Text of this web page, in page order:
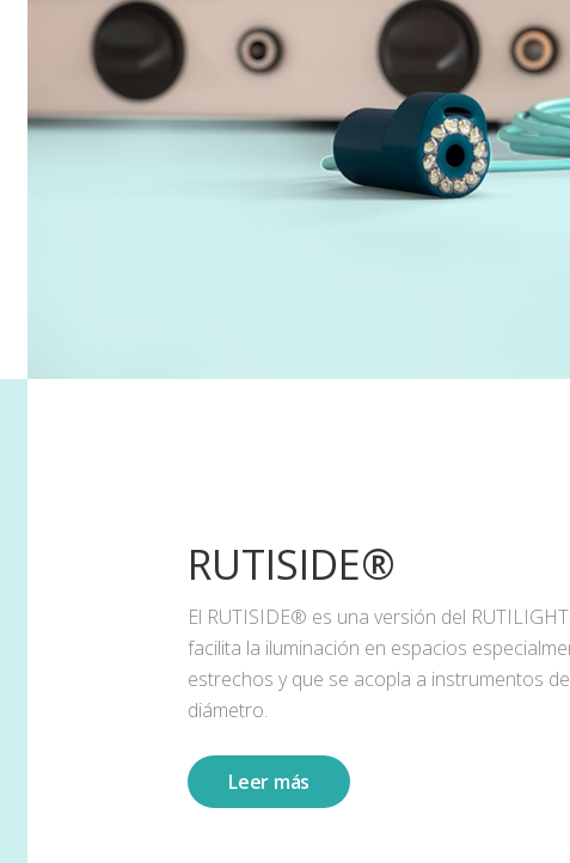
RUTISIDE®
El RUTISIDE® es una versión del
facilita la iluminación en espacios
estrechos y que se acopla a instrumentos
diámetro.
Leer más